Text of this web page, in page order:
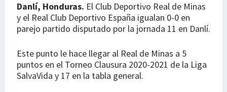
Danlí, Honduras. El Club Deportivo Real de Minas
y el Real Club Deportivo España igualan 0-0 en
parejo partido disputado por la jornada 11 en Danlí.
Este punto le hace llegar al Real de Minas a 5
puntos en el Torneo Clausura 2020-2021 de la Liga
SalvaVida y 17 en la tabla general.